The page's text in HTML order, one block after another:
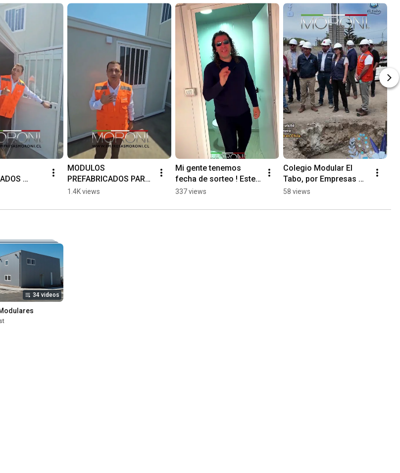
MODULOS
PREFABRICADOS PARA
FAENAS MINERAS
1.4K views
Mi gente tenemos
fecha de sorteo ! Este
24 de diciembre junto a
@empresasmoroni
337 views
Colegio Modular El
Tabo, por Empresas
MORONI
58 views
34 videos